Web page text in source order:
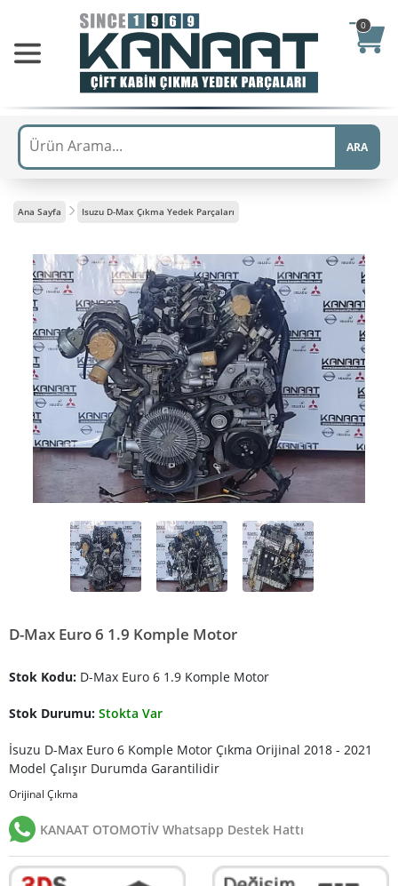
0
ARA
Ana Sayfa Isuzu D-Max Çıkma Yedek Parçaları
D-Max Euro 6 1.9 Komple Motor
Stok Kodu: D-Max Euro 6 1.9 Komple Motor
Stok Durumu: Stokta Var
İsuzu D-Max Euro 6 Komple Motor Çıkma Orijinal 2018 - 2021
Model Çalışır Durumda Garantilidir
Orijinal Çıkma
KANAAT OTOMOTİV Whatsapp Destek Hattı